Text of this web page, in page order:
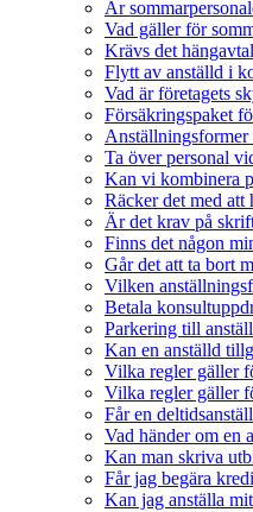
Är
Vad gäller för
Krävs det
Flytt av anställd i
Vad är företagets
Försäkringspaket
Ta över personal
Kan vi kombinera
Räcker det med att
Är det krav på
Finns det någon
Går det att ta bort
Vilken
Betala
Parkering till
Kan en anställd
Vilka regler gäller
Vilka regler gäller
Får en
Vad händer om en
Kan man skriva
Får jag begära
Kan jag anställa